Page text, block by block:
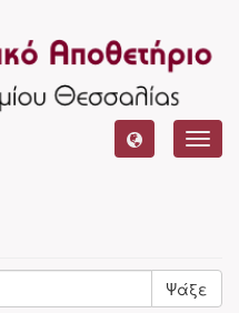
Ψάξε